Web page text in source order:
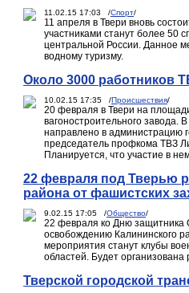
11.02.15 17:03 /Спорт/
11 апреля в Твери вновь
участниками станут более 50
центральной России. Данное
водному туризму.
Около 3000 работников
10.02.15 17:35 /Происшествия/
20 февраля в Твери на
вагоностроительного
направлено в администрацию
председатель профкома ТВЗ
Планируется, что участие в
22 февраля под Тверью
района от фашистских
9.02.15 17:05 /Общество/
22 февраля ко Дню защитника
освобождению Калининского
мероприятия станут клубы
областей. Будет
Тверской городской